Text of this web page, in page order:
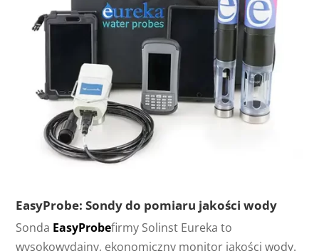
EasyProbe: Sondy do pomiaru jakości wody
Sonda EasyProbefirmy Solinst Eureka to
wysokowydajny, ekonomiczny monitor jakości wody.